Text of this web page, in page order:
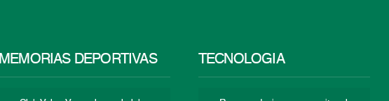
MEMORIAS DEPORTIVAS TECNOLOGÍA